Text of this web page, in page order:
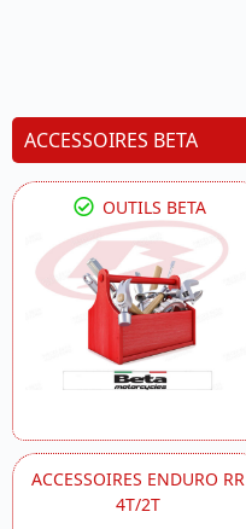
ACCESSOIRES BETA
OUTILS BETA
ACCESSOIRES ENDURO RR
4T/2T